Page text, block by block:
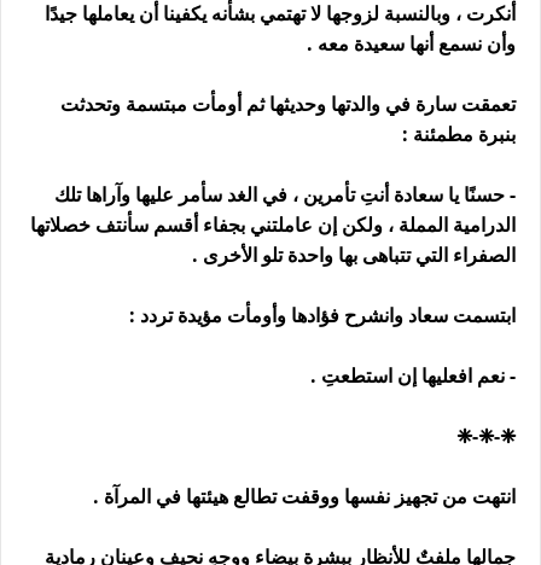
أنكرت ، وبالنسبة لزوجها لا تهتمي بشأنه يكفينا أن يعاملها جيدًا
وأن نسمع أنها سعيدة معه .
تعمقت سارة في والدتها وحديثها ثم أومأت مبتسمة وتحدثت
بنبرة مطمئنة :
- حسنًا يا سعادة أنتِ تأمرين ، في الغد سأمر عليها وآراها تلك
الدرامية المملة ، ولكن إن عاملتني بجفاء أقسم سأنتف خصلاتها
الصفراء التي تتباهى بها واحدة تلو الأخرى .
ابتسمت سعاد وانشرح فؤادها وأومأت مؤيدة تردد :
- نعم افعليها إن استطعتِ .
❈-❈-❈
انتهت من تجهيز نفسها ووقفت تطالع هيئتها في المرآة .
جمالها ملفتٌ للأنظار ببشرة بيضاء ووجهٍ نحيف وعينان رمادية